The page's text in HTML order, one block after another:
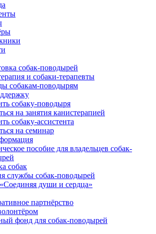
собак-поводырей
и собаки-терапевты
собакам-поводырям
собаку-поводыря
на занятия канистерапией
собаку-ассистента
на семинар
пособие для владельцев собак-
собак
службы собак-поводырей
души и сердца»
партнёрство
фонд для собак-поводырей